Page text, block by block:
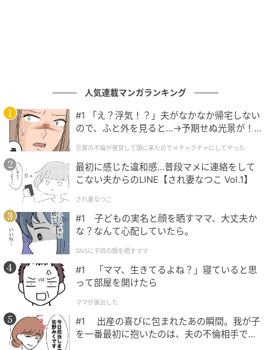
常にハイテンションな主人公チェニは、いつも反抗的
で誰にも縛られない行動で問題ばかり起こしている。
その自由奔放な性格を表すかのように、彼女が手にし
た超能力は“瞬間移動の能力”。慣れない力によって次々
に場所を移動してしまい、自分の力に驚く。
そんなチェニに翻弄されるウンジョンは、町で起こっ
た失踪事件の裏側に疑念を抱き、調査を進める特命公
務員。彼は“物を宙に浮かせて操る”という超能力を自
在に使いこなしており、チェニらから師匠と呼ばれる
一面も持つ。
2人と行動を共にすることになるのが、町の住民ソン・
ギョンフン（チェ・デフン）。彼は“足が地面に張り付
き離れない”という能力に気づくが、自身で制御できな
いため、床や壁から身動きが取れなくなってしまうと
人気連載マンガランキング
#1 「え？浮気！？」夫がなかなか帰宅しない
ので、ふと外を見ると…→予期せぬ光景が！
クチャにしてやった
旦那の不倫が発覚して頭に来たのでメチャクチャにしてやった
最初に感じた違和感…普段マメに連絡をして
こない夫からのLINE【され妻なつこ Vol.1】
され妻なつこ
#1 子どもの実名と顔を晒すママ、大丈夫か
な？なんて心配していたら。
SNSに子供の顔を晒すママ
#1 「ママ、生きてるよね？」寝ていると思
って部屋を開けたら
ママが家出した
#1 出産の喜びに包まれたあの瞬間。我が子
を一番最初に抱いたのは、夫の不倫相手でし